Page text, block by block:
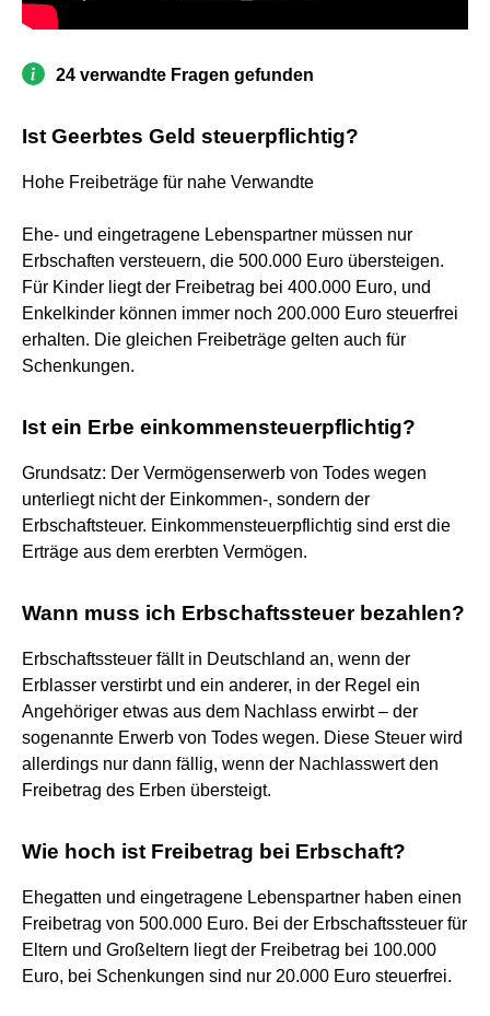
24 verwandte Fragen gefunden
Ist Geerbtes Geld steuerpflichtig?
Hohe Freibeträge für nahe Verwandte
Ehe- und eingetragene Lebenspartner müssen nur
Erbschaften versteuern, die 500.000 Euro übersteigen.
Für Kinder liegt der Freibetrag bei 400.000 Euro, und
Enkelkinder können immer noch 200.000 Euro steuerfrei
erhalten. Die gleichen Freibeträge gelten auch für
Schenkungen.
Ist ein Erbe einkommensteuerpflichtig?
Grundsatz: Der Vermögenserwerb von Todes wegen
unterliegt nicht der Einkommen-, sondern der
Erbschaftsteuer. Einkommensteuerpflichtig sind erst die
Erträge aus dem ererbten Vermögen.
Wann muss ich Erbschaftssteuer bezahlen?
Erbschaftssteuer fällt in Deutschland an, wenn der
Erblasser verstirbt und ein anderer, in der Regel ein
Angehöriger etwas aus dem Nachlass erwirbt – der
sogenannte Erwerb von Todes wegen. Diese Steuer wird
allerdings nur dann fällig, wenn der Nachlasswert den
Freibetrag des Erben übersteigt.
Wie hoch ist Freibetrag bei Erbschaft?
Ehegatten und eingetragene Lebenspartner haben einen
Freibetrag von 500.000 Euro. Bei der Erbschaftssteuer für
Eltern und Großeltern liegt der Freibetrag bei 100.000
Euro, bei Schenkungen sind nur 20.000 Euro steuerfrei.